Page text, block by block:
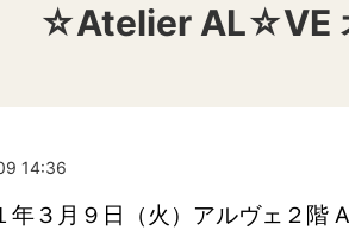
☆Atelier AL☆VE
14:36
年３月９日（火）アルヴェ２